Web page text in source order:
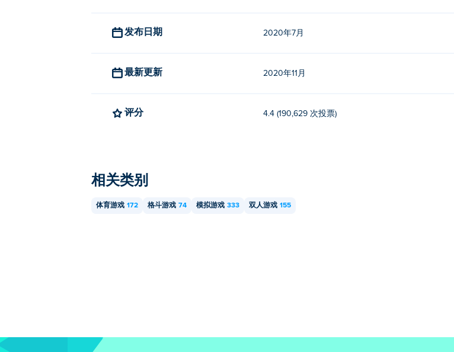
发布日期 2020年7月
最新更新 2020年11月
评分 4.4 (190,629 次投票)
相关类别
体育游戏 172 格斗游戏 74 模拟游戏 333 双人游戏 155